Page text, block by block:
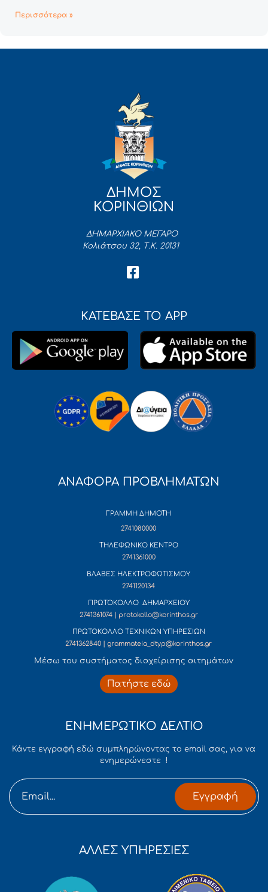
Περισσότερα »
ΔΗΜΟΣ
ΚΟΡΙΝΘΙΩΝ
ΔΗΜΑΡΧΙΑΚΟ ΜΕΓΑΡΟ
Κολιάτσου 32, Τ.Κ. 20131
ΚΑΤΕΒΑΣΕ ΤΟ APP
ΑΝΑΦΟΡΑ ΠΡΟΒΛΗΜΑΤΩΝ
ΓΡΑΜΜΗ ΔΗΜΟΤΗ
2741080000
ΤΗΛΕΦΩΝΙΚΟ ΚΕΝΤΡΟ
2741361000
ΒΛΑΒΕΣ ΗΛΕΚΤΡΟΦΩΤΙΣΜΟΥ
2741120134
ΠΡΩΤΟΚΟΛΛΟ ΔΗΜΑΡΧΕΙΟΥ
2741361074 | protokollo@korinthos.gr
ΠΡΩΤΟΚΟΛΛΟ ΤΕΧΝΙΚΩΝ ΥΠΗΡΕΣΙΩΝ
2741362840 | grammateia_dtyp@korinthos.gr
Mέσω του συστήματος διαχείρισης αιτημάτων
Πατήστε εδώ
ΕΝΗΜΕΡΩΤΙΚΟ ΔΕΛΤΙΟ
Κάντε εγγραφή εδώ συμπληρώνοντας το email σας, για να
ενημερώνεστε !
Εγγραφή
ΑΛΛΕΣ ΥΠΗΡΕΣΙΕΣ